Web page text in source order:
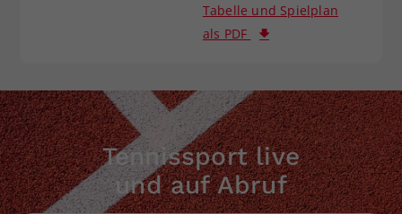
Tabelle und Spielplan
als PDF
Tennissport live
und auf Abruf